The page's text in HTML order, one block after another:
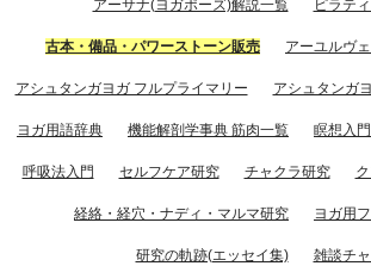
アーサナ(ヨガポーズ)解説一覧 ピラテ
古本・備品・パワーストーン販売 アーユルヴ
アシュタンガヨガ フルプライマリー アシュタンガ
ヨガ用語辞典 機能解剖学事典 筋肉一覧 瞑想入
呼吸法入門 セルフケア研究 チャクラ研究
経絡・経穴・ナディ・マルマ研究 ヨガ用
研究の軌跡(エッセイ集) 雑談チ